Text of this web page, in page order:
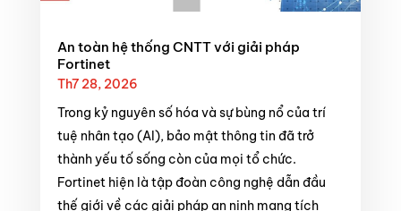
An toàn hệ thống CNTT với giải pháp
Fortinet
Th7 28, 2026
Trong kỷ nguyên số hóa và sự bùng nổ của trí
tuệ nhân tạo (AI), bảo mật thông tin đã trở
thành yếu tố sống còn của mọi tổ chức.
Fortinet hiện là tập đoàn công nghệ dẫn đầu
thế giới về các giải pháp an ninh mạng tích